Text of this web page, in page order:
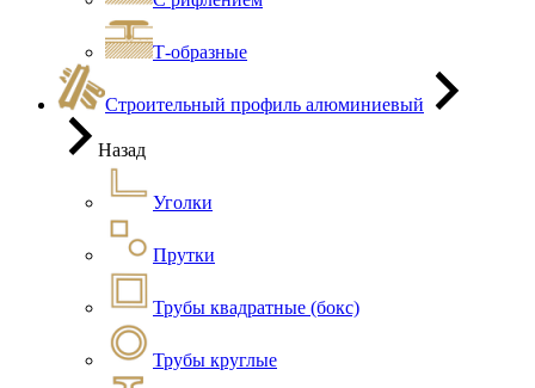
Т-образные
Строительный профиль алюминиевый
Назад
Уголки
Прутки
Трубы квадратные (бокс)
Трубы круглые